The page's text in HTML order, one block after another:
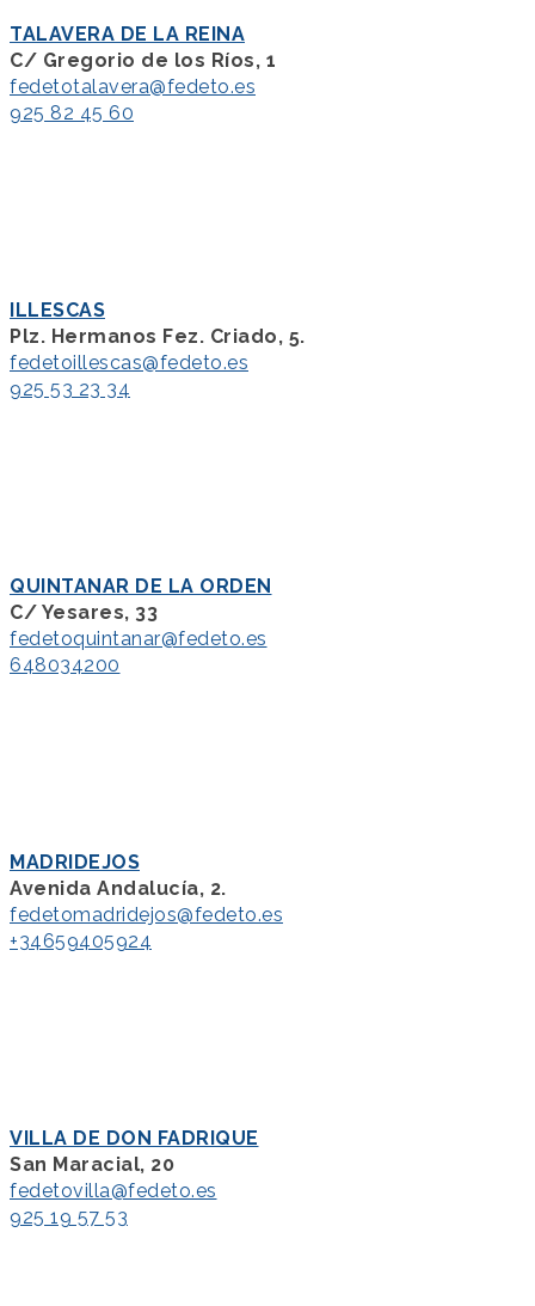
TALAVERA DE LA REINA
C/ Gregorio de los Ríos, 1
fedetotalavera@fedeto.es
925 82 45 60
ILLESCAS
Plz. Hermanos Fez. Criado, 5.
fedetoillescas@fedeto.es
925 53 23 34
QUINTANAR DE LA ORDEN
C/ Yesares, 33
fedetoquintanar@fedeto.es
648034200
MADRIDEJOS
Avenida Andalucía, 2.
fedetomadridejos@fedeto.es
+34659405924
VILLA DE DON FADRIQUE
San Maracial, 20
fedetovilla@fedeto.es
925 19 57 53